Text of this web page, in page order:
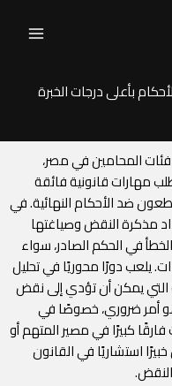
بأعلى درجات الخبرة
فئات المحامين في مصر،
مهارات قانونية فائقة
ضد الأحكام النهائية. في
مذكرة النقض وصياغتها
في الحكم الصادر، سواء
يلعب دورًا محوريًا في تحليل
التي يمكن أن تؤدي إلى نقض
أمر ضروري، خصوصًا في
فارقًا كبيرًا في مصير المتهم أو
استشاريًا في القانون